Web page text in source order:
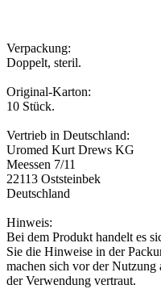
Verpackung:
Doppelt, steril.
Original-Karton:
10 Stück.
Vertrieb in Deutschland:
Uromed Kurt Drews KG
Meessen 7/11
22113 Oststeinbek
Deutschland
Hinweis:
Bei dem Produkt handelt es
Sie die Hinweise in der
machen sich vor der
der Verwendung vertraut.